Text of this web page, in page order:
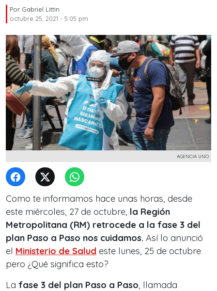
Por Gabriel Littin
octubre 25, 2021 - 5:05 pm
AGENCIA UNO
Como te informamos hace unas horas, desde
este miércoles, 27 de octubre, la Región
Metropolitana (RM) retrocede a la fase 3 del
plan Paso a Paso nos cuidamos. Así lo anunció
el Ministerio de Salud este lunes, 25 de octubre
pero ¿Qué significa esto?
La fase 3 del plan Paso a Paso, llamada